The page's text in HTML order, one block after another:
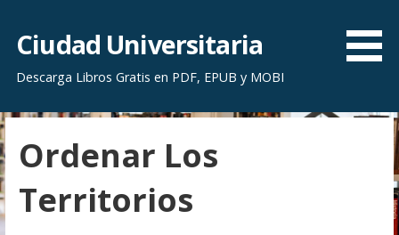
r
a
l
c
o
Ciudad Universitaria
Descarga Libros Gratis en PDF, EPUB y MOBI
Ordenar Los
Territorios